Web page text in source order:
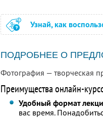
Узнай, как
ПОДРОБНЕЕ О
Фотография — творческая
Преимущества онлайн-
Удобный формат
вас время.